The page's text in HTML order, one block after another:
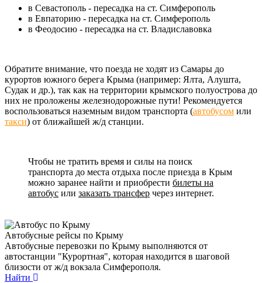
в Севастополь - пересадка на ст. Симферополь
в Евпаторию - пересадка на ст. Симферополь
в Феодосию - пересадка на ст. Владиславовка
Обратите внимание, что поезда не ходят из Самары до
курортов южного берега Крыма (например: Ялта, Алушта,
Судак и др.), так как на территории крымского полуострова до
них не проложены железнодорожные пути! Рекомендуется
воспользоваться наземным видом транспорта (автобусом или
такси) от ближайшей ж/д станции.
Чтобы не тратить время и силы на поиск
транспорта до места отдыха после приезда в Крым
можно заранее найти и приобрести билеты на
автобус или заказать трансфер через интернет.
Автобусные рейсы по Крыму
Автобусные перевозки по Крыму выполняются от
автостанции "Курортная", которая находится в шаговой
близости от ж/д вокзала Симферополя.
Найти